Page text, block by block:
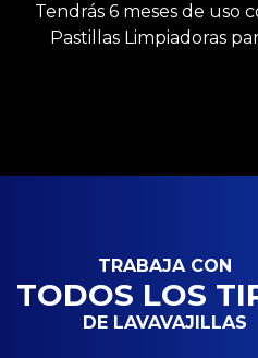
Tendrás 6 meses de uso
Pastillas Limpiadoras
TRABAJA CON
TODOS LOS
DE LAVAVAJILLAS